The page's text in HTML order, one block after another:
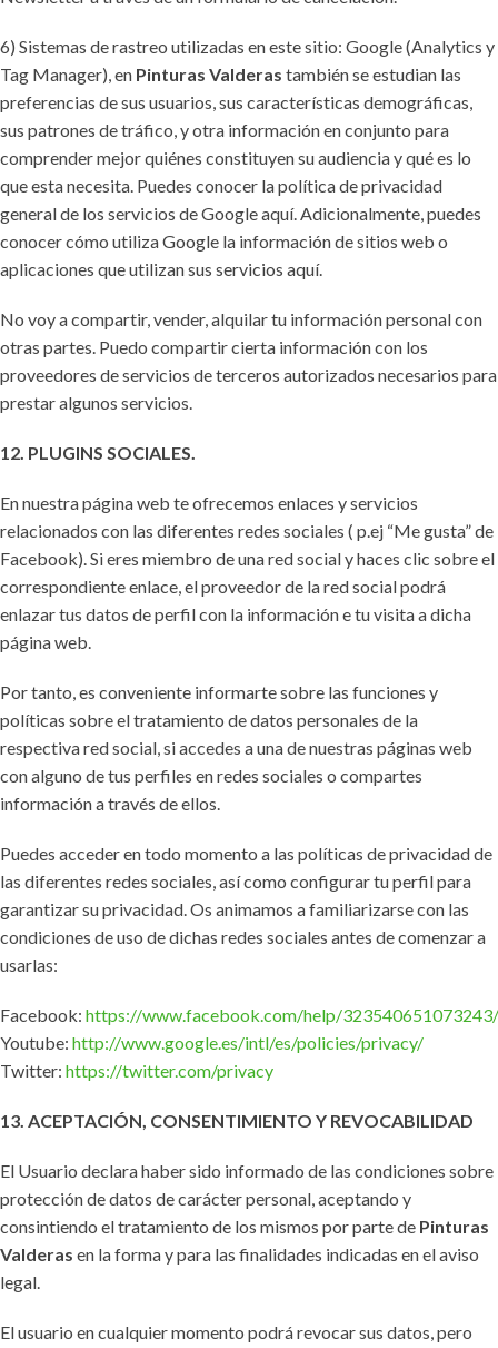
6) Sistemas de rastreo utilizadas en este sitio: Google (Analytics y
Tag Manager), en Pinturas Valderas también se estudian las
preferencias de sus usuarios, sus características demográficas,
sus patrones de tráfico, y otra información en conjunto para
comprender mejor quiénes constituyen su audiencia y qué es lo
que esta necesita. Puedes conocer la política de privacidad
general de los servicios de Google aquí. Adicionalmente, puedes
conocer cómo utiliza Google la información de sitios web o
aplicaciones que utilizan sus servicios aquí.
No voy a compartir, vender, alquilar tu información personal con
otras partes. Puedo compartir cierta información con los
proveedores de servicios de terceros autorizados necesarios para
prestar algunos servicios.
12. PLUGINS SOCIALES.
En nuestra página web te ofrecemos enlaces y servicios
relacionados con las diferentes redes sociales ( p.ej “Me gusta” de
Facebook). Si eres miembro de una red social y haces clic sobre el
correspondiente enlace, el proveedor de la red social podrá
enlazar tus datos de perfil con la información e tu visita a dicha
página web.
Por tanto, es conveniente informarte sobre las funciones y
políticas sobre el tratamiento de datos personales de la
respectiva red social, si accedes a una de nuestras páginas web
con alguno de tus perfiles en redes sociales o compartes
información a través de ellos.
Puedes acceder en todo momento a las políticas de privacidad de
las diferentes redes sociales, así como configurar tu perfil para
garantizar su privacidad. Os animamos a familiarizarse con las
condiciones de uso de dichas redes sociales antes de comenzar a
usarlas:
Facebook: https://www.facebook.com/help/323540651073243/
Youtube: http://www.google.es/intl/es/policies/privacy/
Twitter: https://twitter.com/privacy
13. ACEPTACIÓN, CONSENTIMIENTO Y REVOCABILIDAD
El Usuario declara haber sido informado de las condiciones sobre
protección de datos de carácter personal, aceptando y
consintiendo el tratamiento de los mismos por parte de Pinturas
Valderas en la forma y para las finalidades indicadas en el aviso
legal.
El usuario en cualquier momento podrá revocar sus datos, pero